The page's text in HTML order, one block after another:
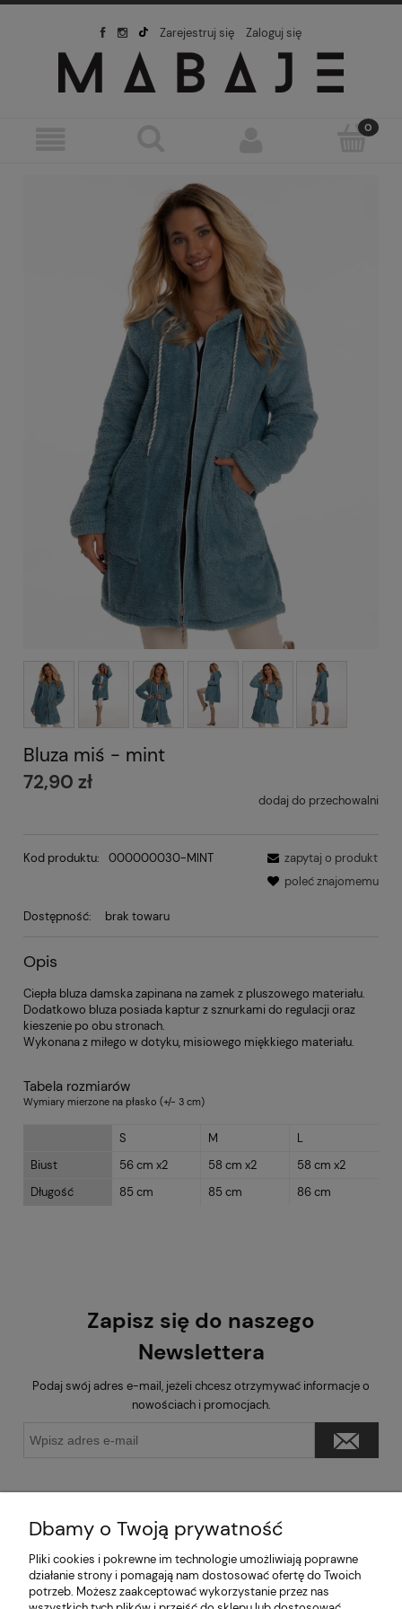
Zarejestruj się Zaloguj się
Bluza miś - mint
72,90 zł
dodaj do przechowalni
Kod produktu: 000000030-MINT
zapytaj o produkt
poleć znajomemu
Dostępność: brak towaru
Opis
Ciepła bluza damska zapinana na zamek z pluszowego materiału.
Dodatkowo bluza posiada kaptur z sznurkami do regulacji oraz
kieszenie po obu stronach.
Wykonana z miłego w dotyku, misiowego miękkiego materiału.
Tabela rozmiarów
Wymiary mierzone na płasko (+/- 3 cm)
S M
L
Biust
56 cm x2 58 cm x2
58 cm x2
Długość
85 cm 85 cm 86 cm
Zapisz się do naszego
Newslettera
Podaj swój adres e-mail, jeżeli chcesz otrzymywać informacje o
nowościach i promocjach.
Pomoc
Dbamy o Twoją prywatność
Pliki cookies i pokrewne im technologie umożliwiają poprawne
działanie strony i pomagają nam dostosować ofertę do Twoich
potrzeb. Możesz zaakceptować wykorzystanie przez nas